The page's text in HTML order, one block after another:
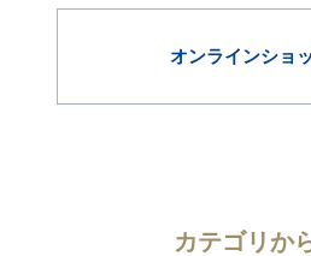
オンラインショ
カテゴリか